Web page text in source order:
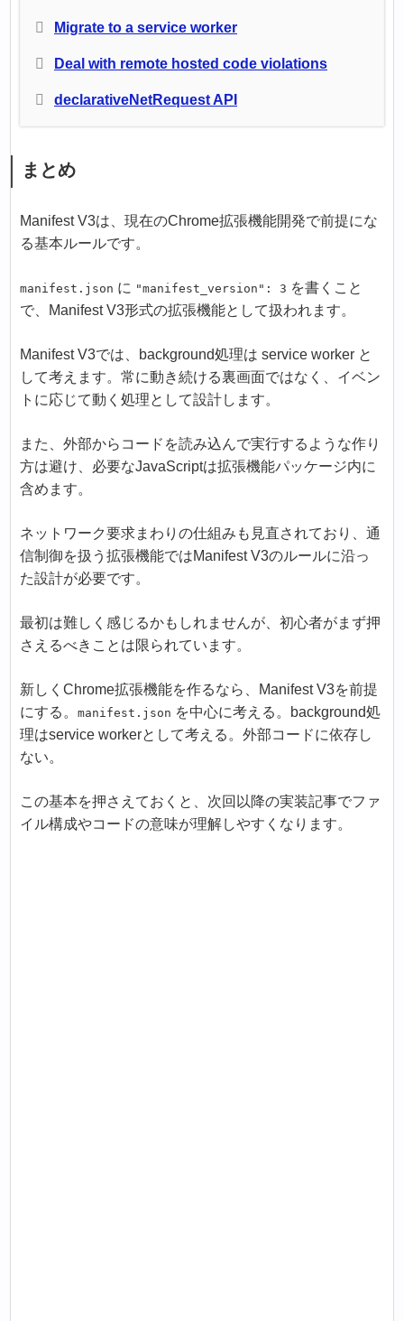
Migrate to a service worker
Deal with remote hosted code violations
declarativeNetRequest API
まとめ
Manifest V3は、現在のChrome拡張機能開発で前提にな
る基本ルールです。
manifest.json に "manifest_version": 3 を書くこと
で、Manifest V3形式の拡張機能として扱われます。
Manifest V3では、background処理は service worker と
して考えます。常に動き続ける裏画面ではなく、イベン
トに応じて動く処理として設計します。
また、外部からコードを読み込んで実行するような作り
方は避け、必要なJavaScriptは拡張機能パッケージ内に
含めます。
ネットワーク要求まわりの仕組みも見直されており、通
信制御を扱う拡張機能ではManifest V3のルールに沿っ
た設計が必要です。
最初は難しく感じるかもしれませんが、初心者がまず押
さえるべきことは限られています。
新しくChrome拡張機能を作るなら、Manifest V3を前提
にする。manifest.json を中心に考える。background処
理はservice workerとして考える。外部コードに依存し
ない。
この基本を押さえておくと、次回以降の実装記事でファ
イル構成やコードの意味が理解しやすくなります。